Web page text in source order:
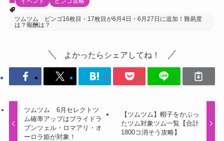
ツムツム ビンゴ16枚目・17枚目が6月4日・6月27日に追加！難易度
は？報酬は？
よかったらシェアしてね！
ツムツム 6月セレクトツ
ム確率アップはブライドラ
プンツェル・ロマアリ・オ
ーロラ姫が対象！
【ツムツム】帽子をかぶっ
たツム対象ツム一覧【合計
1800コ消そう攻略】